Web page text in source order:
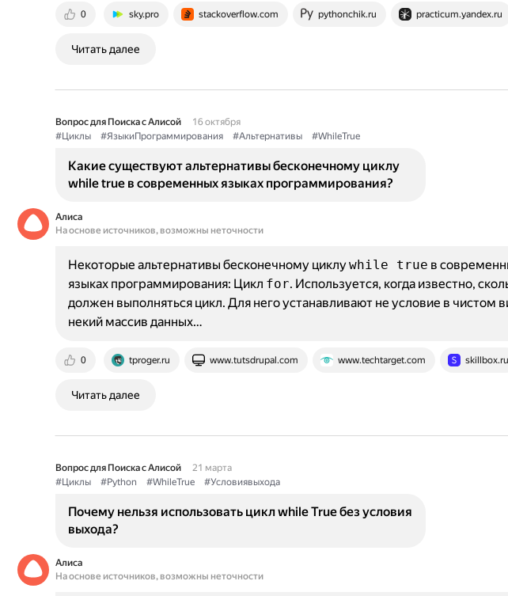
0 sky.pro stackoverflow.com pythonchik.ru practicum.yandex.ru
Читать далее
Вопрос для Поиска с Алисой
16 октября
#Циклы
#ЯзыкиПрограммирования #Альтернативы #WhileTrue
Какие существуют альтернативы бесконечному циклу
while true в современных языках программирования?
Алиса
На основе источников, возможны неточности
0 tproger.ru www.tutsdrupal.com www.techtarget.com skillbox.ru
Некоторые альтернативы бесконечному циклу while true в
языках программирования: Цикл for. Используется, когда известно,
должен выполняться цикл. Для него устанавливают не условие в чистом
некий массив данных…
Читать далее
Вопрос для Поиска с Алисой
21 марта
#Циклы
#Python #WhileTrue #Условиявыхода
Почему нельзя использовать цикл while True без условия
выхода?
Алиса
На основе источников, возможны неточности